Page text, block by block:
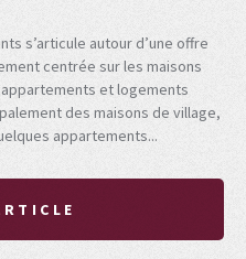
s’articule autour d’une offre
centrée sur les maisons
et logements
des maisons de village,
appartements...